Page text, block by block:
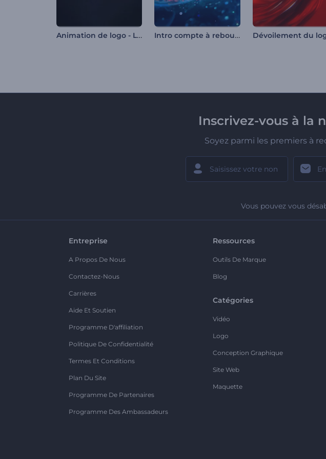
Animation de logo - Liquide irisé Intro compte à rebours tunnel cosmique
Inscrivez-vous à la
Soyez parmi les premiers à
Vous pouvez vous
Entreprise
A Propos De Nous
Contactez-Nous
Carrières
Aide Et Soutien
Programme D'affiliation
Politique De Confidentialité
Termes Et Conditions
Plan Du Site
Programme De Partenaires
Programme Des Ambassadeurs
Ressources
Outils De Marque
Blog
Catégories
Vidéo
Logo
Conception Graphique
Site Web
Maquette